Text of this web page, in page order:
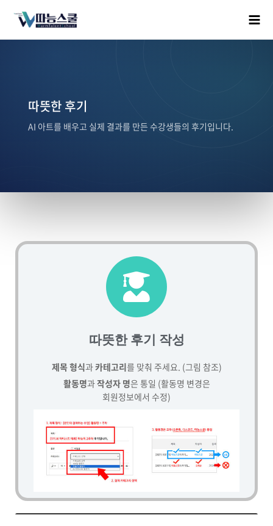
따뜻한 후기
AI 아트를 배우고 실제 결과를 만든 수강생들의 후기입니다.
따뜻한 후기 작성
제목 형식과카테고리를 맞춰 주세요. (그림 참조)
활동명과작성자 명은 통일 (활동명 변경은
회원정보에서 수정)